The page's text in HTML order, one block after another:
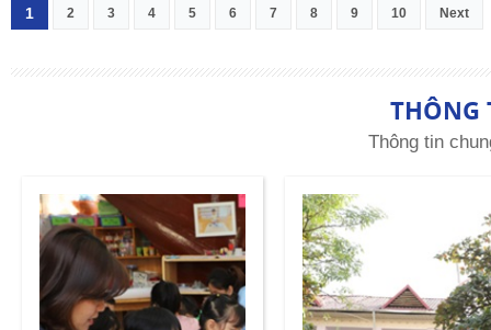
1 2 3 4 5 6 7 8 9 10 Next
THÔNG
Thông tin